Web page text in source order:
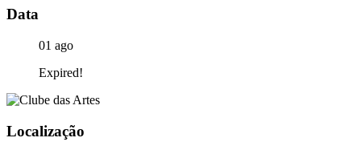
Data
01 ago
Expired!
Localização